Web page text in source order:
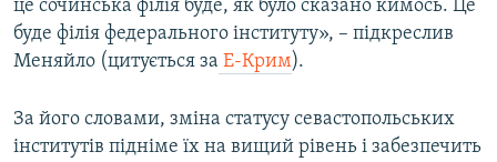
це сочинська філія буде, як було сказано кимось. Це
буде філія федерального інституту», – підкреслив
Меняйло (цитується за Е-Крим).
За його словами, зміна статусу севастопольських
інститутів підніме їх на вищий рівень і забезпечить